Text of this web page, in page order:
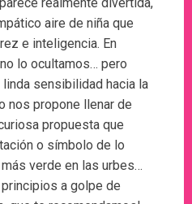
aire de niña que
e inteligencia. En
lo ocultamos… pero
sensibilidad hacia la
nos propone llenar de
propuesta que
o símbolo de lo
verde en las urbes…
principios a golpe de